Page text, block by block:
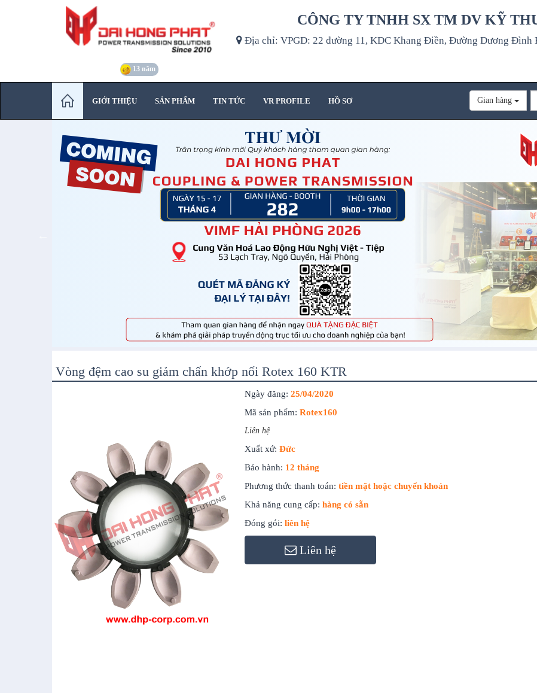
13 năm
CÔNG TY TNHH SX TM DV KỸ
Địa chỉ: VPGD: 22 đường 11, KDC Khang Điền, Đường Dương Đình
Gian hàng
GIỚI THIỆU SẢN PHẨM TIN TỨC VR PROFILE HỒ SƠ
Vòng đệm cao su giảm chấn khớp nối Rotex 160 KTR
Ngày đăng: 25/04/2020
Mã sản phẩm: Rotex160
Liên hệ
Xuất xứ: Đức
Bảo hành: 12 tháng
Phương thức thanh toán: tiền mặt hoặc chuyển khoản
Khả năng cung cấp: hàng có sẵn
Đóng gói: liên hệ
Liên hệ